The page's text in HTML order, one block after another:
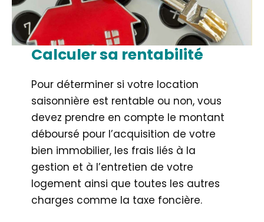
Calculer sa rentabilité
Pour déterminer si votre location
saisonnière est rentable ou non, vous
devez prendre en compte le montant
déboursé pour l’acquisition de votre
bien immobilier, les frais liés à la
gestion et à l’entretien de votre
logement ainsi que toutes les autres
charges comme la taxe foncière.